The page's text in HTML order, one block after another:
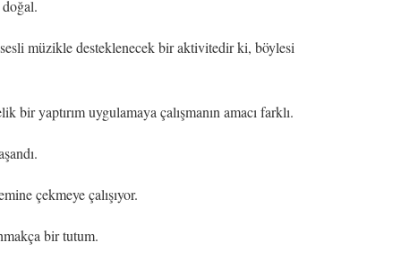
müzikle desteklenecek bir aktivitedir ki, böylesi
yaptırım uygulamaya çalışmanın amacı farklı.
çekmeye çalışıyor.
bir tutum.